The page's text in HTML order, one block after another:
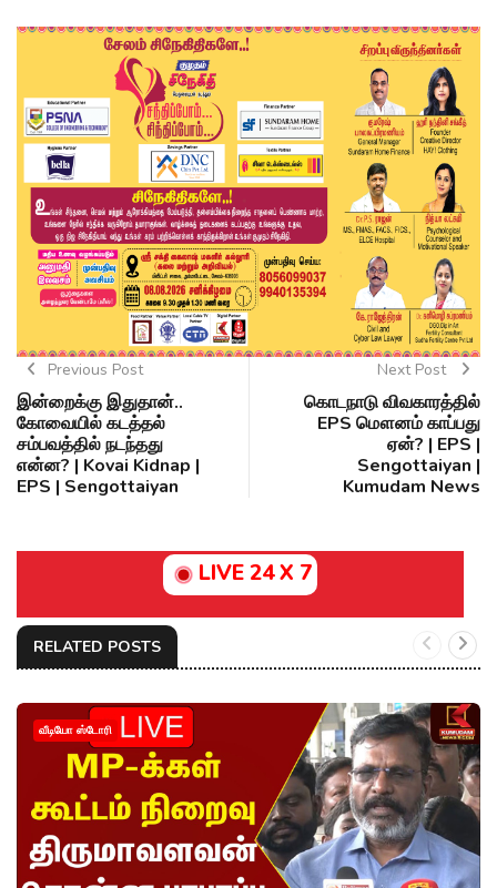
Previous Post
இன்றைக்கு இதுதான்..
கோவையில் கடத்தல்
சம்பவத்தில் நடந்தது
என்ன? | Kovai Kidnap |
EPS | Sengottaiyan
Next Post
கொடநாடு விவகாரத்தில்
EPS மௌனம் காப்பது
ஏன்? | EPS |
Sengottaiyan |
Kumudam News
LIVE 24 X 7
RELATED POSTS
வீடியோ ஸ்டோரி